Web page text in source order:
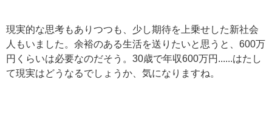
現実的な思考もありつつも、少し期待を上乗せした新社会
人もいました。余裕のある生活を送りたいと思うと、600万
円くらいは必要なのだそう。30歳で年収600万円......はたし
て現実はどうなるでしょうか、気になりますね。